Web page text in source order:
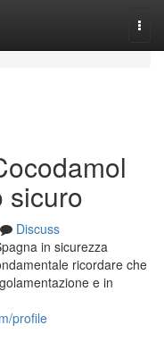
sicuro
Discuss
in sicurezza
ricordare che
e in
profile